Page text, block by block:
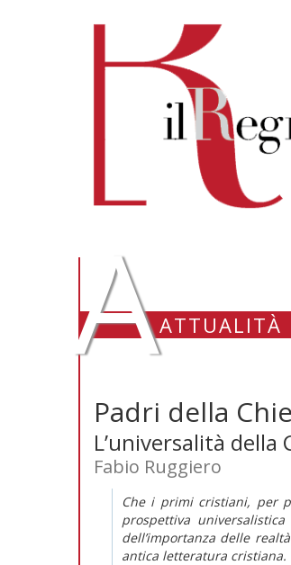
AATTUALITÀ
Padri della
L’universalità della
Fabio Ruggiero
Che i primi cristiani, per
prospettiva
dell’importanza delle
antica letteratura cristiana.